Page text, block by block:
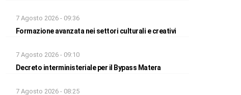
7 Agosto 2026 - 09:36
Formazione avanzata nei settori culturali e creativi
7 Agosto 2026 - 09:10
Decreto interministeriale per il Bypass Matera
7 Agosto 2026 - 08:25